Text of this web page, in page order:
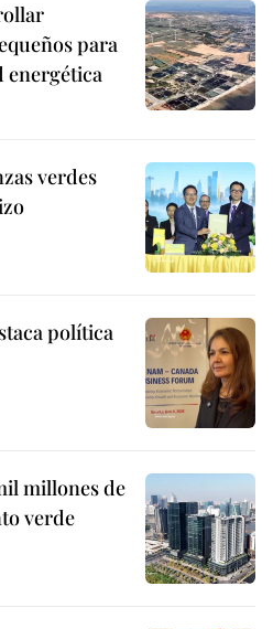
para
energética
verdes
política
millones de
verde